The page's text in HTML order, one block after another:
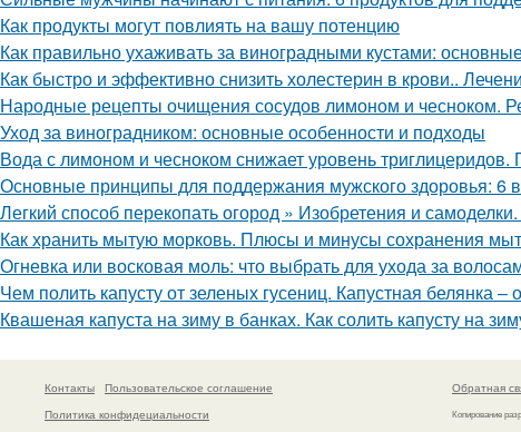
Как продукты могут повлиять на вашу потенцию
Как правильно ухаживать за виноградными кустами:
Как быстро и эффективно снизить холестерин в крови..
Народные рецепты очищения сосудов лимоном и чесноком.
Уход за виноградником: основные особенности и подходы
Вода с лимоном и чесноком снижает уровень триглицеридов.
Основные принципы для поддержания мужского здоровья: 6
Легкий способ перекопать огород » Изобретения и
Как хранить мытую морковь. Плюсы и минусы сохранения
Огневка или восковая моль: что выбрать для ухода за
Чем полить капусту от зеленых гусениц. Капустная белянка –
Квашеная капуста на зиму в банках. Как солить капусту на
Контакты
Пользовательское соглашение
Политика конфидециальности
Обратная
Копирование